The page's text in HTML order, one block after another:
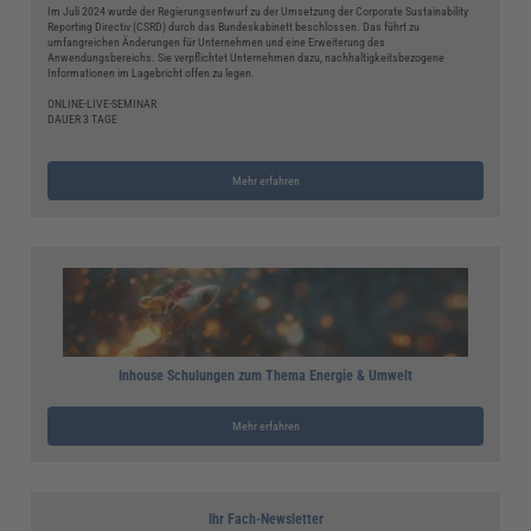
Im Juli 2024 wurde der Regierungsentwurf zu der Umsetzung der Corporate Sustainability
Reporting Directiv (CSRD) durch das Bundeskabinett beschlossen. Das führt zu
umfangreichen Änderungen für Unternehmen und eine Erweiterung des
Anwendungsbereichs. Sie verpflichtet Unternehmen dazu, nachhaltigkeitsbezogene
Informationen im Lagebricht offen zu legen.
ONLINE-LIVE-SEMINAR
DAUER 3 TAGE
Mehr erfahren
Inhouse Schulungen zum Thema Energie & Umwelt
Mehr erfahren
Ihr Fach-Newsletter